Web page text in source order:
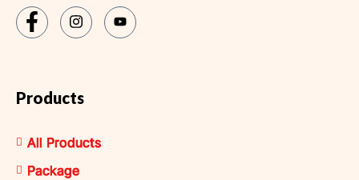
Products
All Products
Package